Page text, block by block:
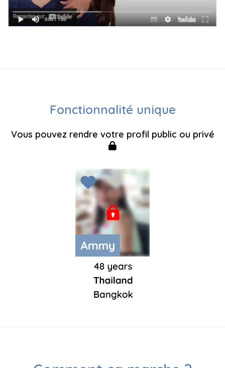
Fonctionnalité unique
Vous pouvez rendre votre profil public ou privé